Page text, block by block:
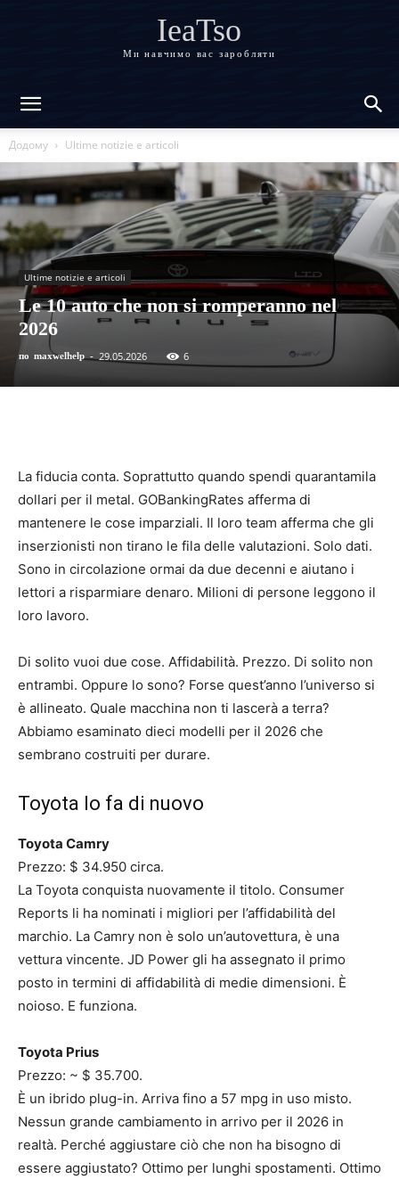
IeaTso
Ми навчимо вас заробляти
Додому Ultime notizie e articoli
Ultime notizie e articoli
Le 10 auto che non si romperanno nel
2026
по maxwelhelp - 29.05.2026 6
La fiducia conta. Soprattutto quando spendi quarantamila
dollari per il metal. GOBankingRates afferma di
mantenere le cose imparziali. Il loro team afferma che gli
inserzionisti non tirano le fila delle valutazioni. Solo dati.
Sono in circolazione ormai da due decenni e aiutano i
lettori a risparmiare denaro. Milioni di persone leggono il
loro lavoro.
Di solito vuoi due cose. Affidabilità. Prezzo. Di solito non
entrambi. Oppure lo sono? Forse quest’anno l’universo si
è allineato. Quale macchina non ti lascerà a terra?
Abbiamo esaminato dieci modelli per il 2026 che
sembrano costruiti per durare.
Toyota lo fa di nuovo
Toyota Camry
Prezzo: $ 34.950 circa.
La Toyota conquista nuovamente il titolo. Consumer
Reports li ha nominati i migliori per l’affidabilità del
marchio. La Camry non è solo un’autovettura, è una
vettura vincente. JD Power gli ha assegnato il primo
posto in termini di affidabilità di medie dimensioni. È
noioso. E funziona.
Toyota Prius
Prezzo: ~ $ 35.700.
È un ibrido plug-in. Arriva fino a 57 mpg in uso misto.
Nessun grande cambiamento in arrivo per il 2026 in
realtà. Perché aggiustare ciò che non ha bisogno di
essere aggiustato? Ottimo per lunghi spostamenti. Ottimo